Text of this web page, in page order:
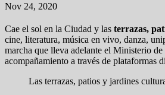
Nov 24, 2020
Cae el sol en la Ciudad y las terrazas,
cine, literatura, música en vivo, danza,
marcha que lleva adelante el Ministerio
acompañamiento a través de plataformas
Las terrazas, patios y jardines